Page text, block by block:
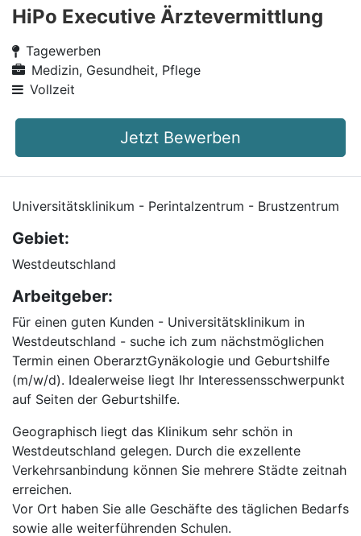
HiPo Executive Ärztevermittlung
Tagewerben
Medizin, Gesundheit, Pflege
Vollzeit
Jetzt Bewerben
Universitätsklinikum - Perintalzentrum - Brustzentrum
Gebiet:
Westdeutschland
Arbeitgeber:
Für einen guten Kunden - Universitätsklinikum in
Westdeutschland - suche ich zum nächstmöglichen
Termin einen OberarztGynäkologie und Geburtshilfe
(m/w/d). Idealerweise liegt Ihr Interessensschwerpunkt
auf Seiten der Geburtshilfe.
Geographisch liegt das Klinikum sehr schön in
Westdeutschland gelegen. Durch die exzellente
Verkehrsanbindung können Sie mehrere Städte zeitnah
erreichen.
Vor Ort haben Sie alle Geschäfte des täglichen Bedarfs
sowie alle weiterführenden Schulen.